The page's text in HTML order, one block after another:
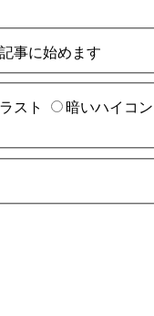
事に始めます
スト
暗いハイコ